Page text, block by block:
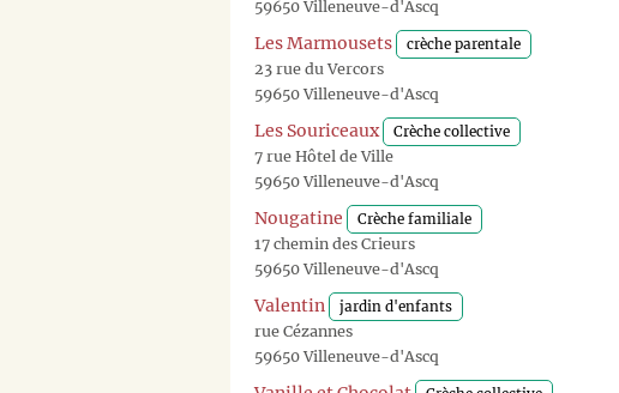
59650 Villeneuve-d'Ascq
Les Marmousets crèche parentale
23 rue du Vercors
59650 Villeneuve-d'Ascq
Les Souriceaux Crèche collective
7 rue Hôtel de Ville
59650 Villeneuve-d'Ascq
Nougatine Crèche familiale
17 chemin des Crieurs
59650 Villeneuve-d'Ascq
Valentin jardin d'enfants
rue Cézannes
59650 Villeneuve-d'Ascq